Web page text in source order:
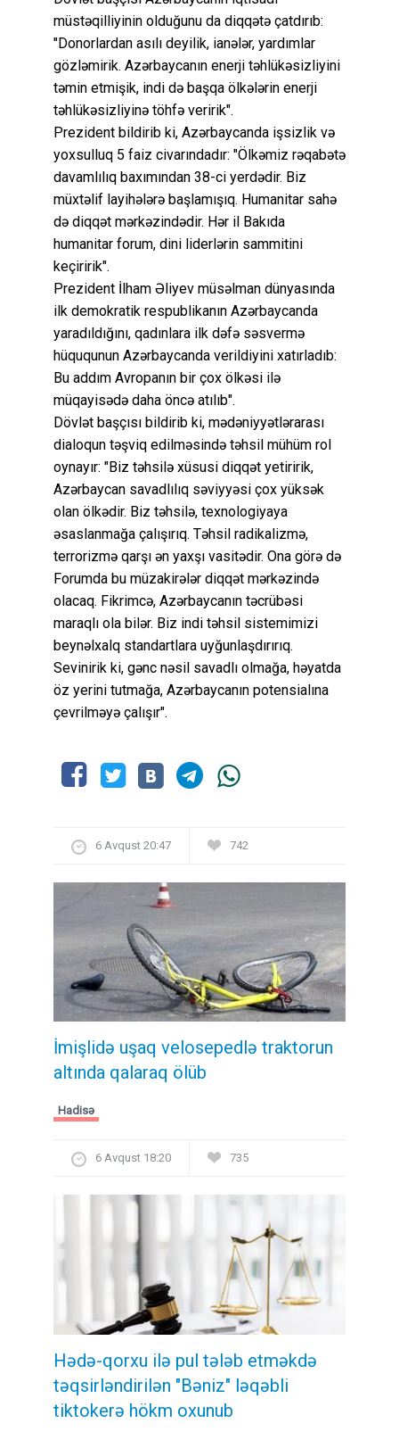
müstəqilliyinin olduğunu da diqqətə çatdırıb:
"Donorlardan asılı deyilik, ianələr, yardımlar
gözləmirik. Azərbaycanın enerji təhlükəsizliyini
təmin etmişik, indi də başqa ölkələrin enerji
təhlükəsizliyinə töhfə veririk".
Prezident bildirib ki, Azərbaycanda işsizlik və
yoxsulluq 5 faiz civarındadır: "Ölkəmiz rəqabətə
davamlılıq baxımından 38-ci yerdədir. Biz
müxtəlif layihələrə başlamışıq. Humanitar sahə
də diqqət mərkəzindədir. Hər il Bakıda
humanitar forum, dini liderlərin sammitini
keçiririk".
Prezident İlham Əliyev müsəlman dünyasında
ilk demokratik respublikanın Azərbaycanda
yaradıldığını, qadınlara ilk dəfə səsvermə
hüququnun Azərbaycanda verildiyini xatırladıb:
Bu addım Avropanın bir çox ölkəsi ilə
müqayisədə daha öncə atılıb".
Dövlət başçısı bildirib ki, mədəniyyətlərarası
dialoqun təşviq edilməsində təhsil mühüm rol
oynayır: "Biz təhsilə xüsusi diqqət yetiririk,
Azərbaycan savadlılıq səviyyəsi çox yüksək
olan ölkədir. Biz təhsilə, texnologiyaya
əsaslanmağa çalışırıq. Təhsil radikalizmə,
terrorizmə qarşı ən yaxşı vasitədir. Ona görə də
Forumda bu müzakirələr diqqət mərkəzində
olacaq. Fikrimcə, Azərbaycanın təcrübəsi
maraqlı ola bilər. Biz indi təhsil sistemimizi
beynəlxalq standartlara uyğunlaşdırırıq.
Sevinirik ki, gənc nəsil savadlı olmağa, həyatda
öz yerini tutmağa, Azərbaycanın potensialına
çevrilməyə çalışır".
6 Avqust 20:47 742
İmişlidə uşaq velosepedlə traktorun
altında qalaraq ölüb
Hadisə
6 Avqust 18:20 735
Hədə-qorxu ilə pul tələb etməkdə
təqsirləndirilən "Bəniz" ləqəbli
tiktokerə hökm oxunub